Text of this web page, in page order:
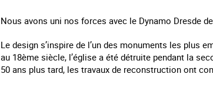
Nous avons uni nos forces avec le Dynamo Dresde
Le design s’inspire de l’un des monuments les plus
au 18ème siècle, l’église a été détruite pendant la
50 ans plus tard, les travaux de reconstruction ont